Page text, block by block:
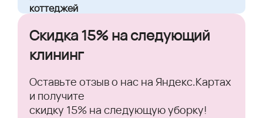
Скидка 15% на следующий
клининг
Оставьте отзыв о нас на Яндекс.Картах
и получите
скидку 15% на следующую уборку!